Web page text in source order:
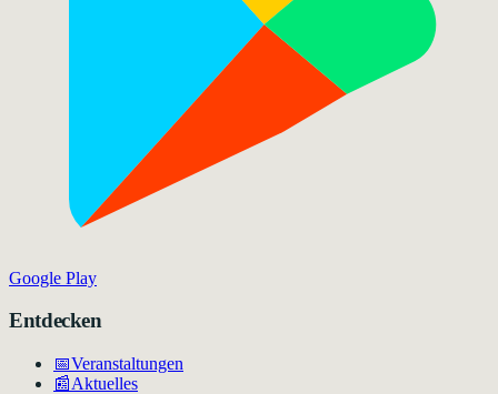
Google Play
Entdecken
📅Veranstaltungen
📰Aktuelles